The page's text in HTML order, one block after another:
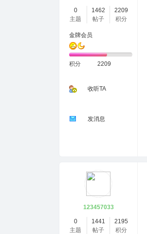
0
主题
1462
帖子
2209
积分
金牌会员
积分 2209
收听TA
发消息
123457033
0
主题
1441
帖子
2195
积分